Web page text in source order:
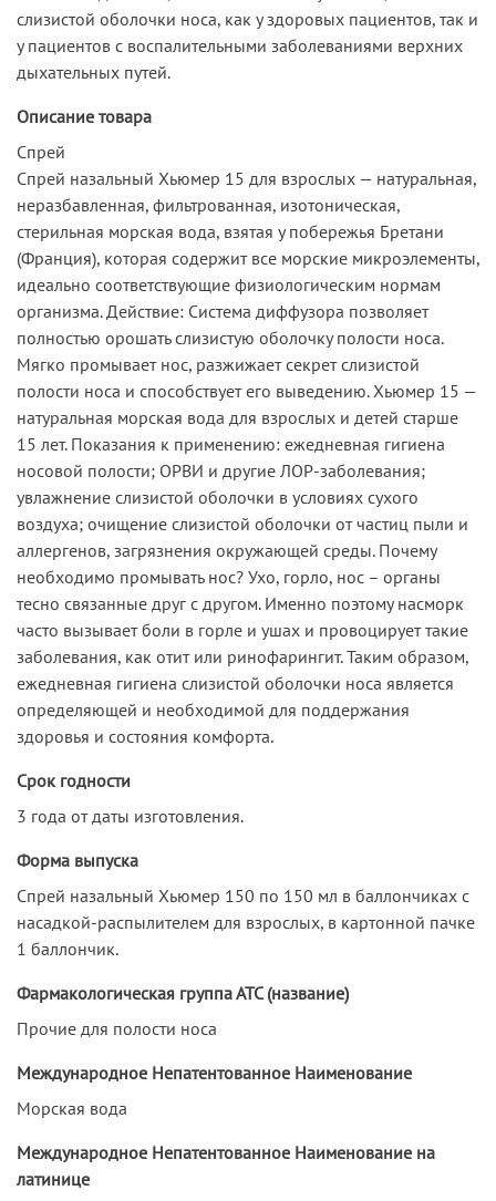
слизистой оболочки носа, как у здоровых пациентов, так и
у пациентов с воспалительными заболеваниями верхних
дыхательных путей.
Описание товара
Спрей
Спрей назальный Хьюмер 15 для взрослых — натуральная,
неразбавленная, фильтрованная, изотоническая,
стерильная морская вода, взятая у побережья Бретани
(Франция), которая содержит все морские микроэлементы,
идеально соответствующие физиологическим нормам
организма. Действие: Система диффузора позволяет
полностью орошать слизистую оболочку полости носа.
Мягко промывает нос, разжижает секрет слизистой
полости носа и способствует его выведению. Хьюмер 15 —
натуральная морская вода для взрослых и детей старше
15 лет. Показания к применению: ежедневная гигиена
носовой полости; ОРВИ и другие ЛОР-заболевания;
увлажнение слизистой оболочки в условиях сухого
воздуха; очищение слизистой оболочки от частиц пыли и
аллергенов, загрязнения окружающей среды. Почему
необходимо промывать нос? Ухо, горло, нос – органы
тесно связанные друг с другом. Именно поэтому насморк
часто вызывает боли в горле и ушах и провоцирует такие
заболевания, как отит или ринофарингит. Таким образом,
ежедневная гигиена слизистой оболочки носа является
определяющей и необходимой для поддержания
здоровья и состояния комфорта.
Срок годности
3 года от даты изготовления.
Форма выпуска
Спрей назальный Хьюмер 150 по 150 мл в баллончиках с
насадкой-распылителем для взрослых, в картонной пачке
1 баллончик.
Фармакологическая группа АТС (название)
Прочие для полости носа
Международное Непатентованное Наименование
Морская вода
Международное Непатентованное Наименование на
латинице